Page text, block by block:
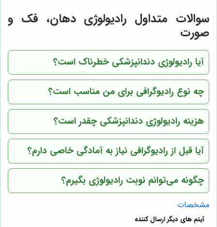
سوالات متداول رادیولوژی دهان، فک و
صورت
آیا رادیولوژی دندانپزشکی خطرناک است؟
چه نوع رادیوگرافی برای من مناسب است؟
هزینه رادیولوژی دندانپزشکی چقدر است؟
آیا قبل از رادیوگرافی نیاز به آمادگی خاصی دارم؟
چگونه می‌توانم نوبت رادیولوژی بگیرم؟
مشخصات